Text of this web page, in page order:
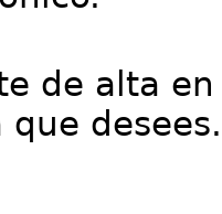
de alta
desees.